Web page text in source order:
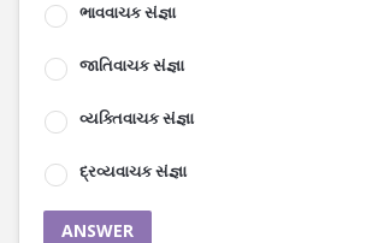
ભાવવાચક સંજ્ઞા
જાતિવાચક સંજ્ઞા
વ્યક્તિવાચક સંજ્ઞા
દ્રવ્યવાચક સંજ્ઞા
ANSWER